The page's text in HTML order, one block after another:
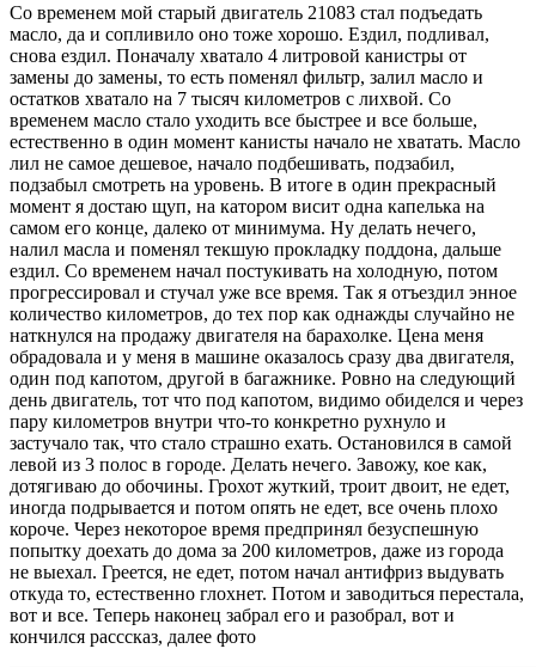
Со временем мой старый двигатель 21083 стал подъедать
масло, да и сопливило оно тоже хорошо. Ездил, подливал,
снова ездил. Поначалу хватало 4 литровой канистры от
замены до замены, то есть поменял фильтр, залил масло и
остатков хватало на 7 тысяч километров с лихвой. Со
временем масло стало уходить все быстрее и все больше,
естественно в один момент канисты начало не хватать. Масло
лил не самое дешевое, начало подбешивать, подзабил,
подзабыл смотреть на уровень. В итоге в один прекрасный
момент я достаю щуп, на катором висит одна капелька на
самом его конце, далеко от минимума. Ну делать нечего,
налил масла и поменял текшую прокладку поддона, дальше
ездил. Со временем начал постукивать на холодную, потом
прогрессировал и стучал уже все время. Так я отъездил энное
количество километров, до тех пор как однажды случайно не
наткнулся на продажу двигателя на барахолке. Цена меня
обрадовала и у меня в машине оказалось сразу два двигателя,
один под капотом, другой в багажнике. Ровно на следующий
день двигатель, тот что под капотом, видимо обиделся и через
пару километров внутри что-то конкретно рухнуло и
застучало так, что стало страшно ехать. Остановился в самой
левой из 3 полос в городе. Делать нечего. Завожу, кое как,
дотягиваю до обочины. Грохот жуткий, троит двоит, не едет,
иногда подрывается и потом опять не едет, все очень плохо
короче. Через некоторое время предпринял безуспешную
попытку доехать до дома за 200 километров, даже из города
не выехал. Греется, не едет, потом начал антифриз выдувать
откуда то, естественно глохнет. Потом и заводиться перестала,
вот и все. Теперь наконец забрал его и разобрал, вот и
кончился расссказ, далее фото